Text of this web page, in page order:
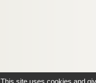
This site uses cookies and